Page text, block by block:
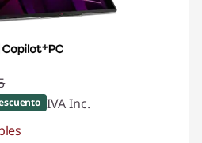
IVA Inc.
: